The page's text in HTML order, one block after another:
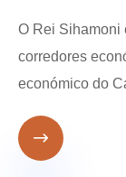
O Rei Sihamoni
corredores
económico do
